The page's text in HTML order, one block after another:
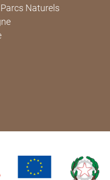
Naturels
Cammini Emilia-
de Cammini Emilia-
de Cammini Emilia-
Instagram de Cammini